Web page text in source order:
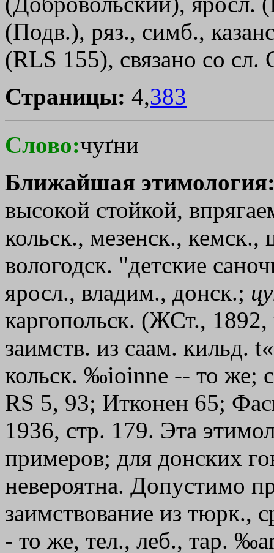
(Подв.), ряз., симб.,
(RLS 155), связано со
Страницы: 4,383
Слово:чуґни
Ближайшая
высокой стойкой,
кольск., мезенск., кемск.,
вологодск. "детские
яросл., владим., донск.;
каргопольск. (ЖСт.,
заимств. из саам. кильд.
кольск. ‰ioinne -- то же;
RS 5, 93; Итконен 65;
1936, стр. 179. Эта
примеров; для донских
невероятна. Допустимо
заимствование из тюрк.,
- то же, тел., леб., тар.